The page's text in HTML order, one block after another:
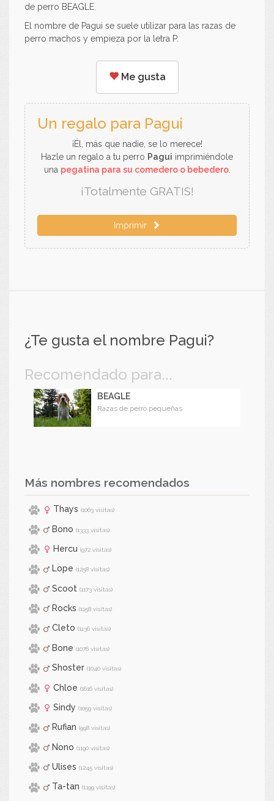
de perro BEAGLE.
El nombre de Pagui se suele utilizar para las razas de
perro machos y empieza por la letra P.
Me gusta
Un regalo para Pagui
¡Él, más que nadie, se lo merece!
Hazle un regalo a tu perro Pagui imprimiéndole
una pegatina para su comedero o bebedero.
¡Totalmente GRATIS!
Imprimir
¿Te gusta el nombre Pagui?
Recomendado para...
BEAGLE
Razas de perro pequeñas
Más nombres recomendados
Thays (1063 visitas)
Bono (1333 visitas)
Hercu (972 visitas)
Lope (1258 visitas)
Scoot (1173 visitas)
Rocks (1158 visitas)
Cleto (1136 visitas)
Bone (1076 visitas)
Shoster (1040 visitas)
Chloe (1616 visitas)
Sindy (1059 visitas)
Rufian (998 visitas)
Nono (1190 visitas)
Ulises (1245 visitas)
Ta-tan (1199 visitas)